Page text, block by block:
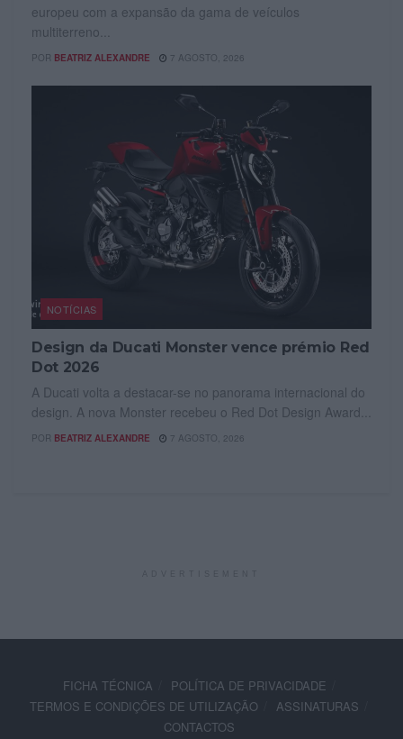
europeu com a expansão da gama de veículos
multiterreno...
POR BEATRIZ ALEXANDRE 7 AGOSTO, 2026
NOTÍCIAS
Design da Ducati Monster vence prémio Red
Dot 2026
A Ducati volta a destacar-se no panorama internacional do
design. A nova Monster recebeu o Red Dot Design Award...
POR BEATRIZ ALEXANDRE 7 AGOSTO, 2026
FICHA TÉCNICA
POLÍTICA DE PRIVACIDADE
TERMOS E CONDIÇÕES DE UTILIZAÇÃO
ASSINATURAS
CONTACTOS